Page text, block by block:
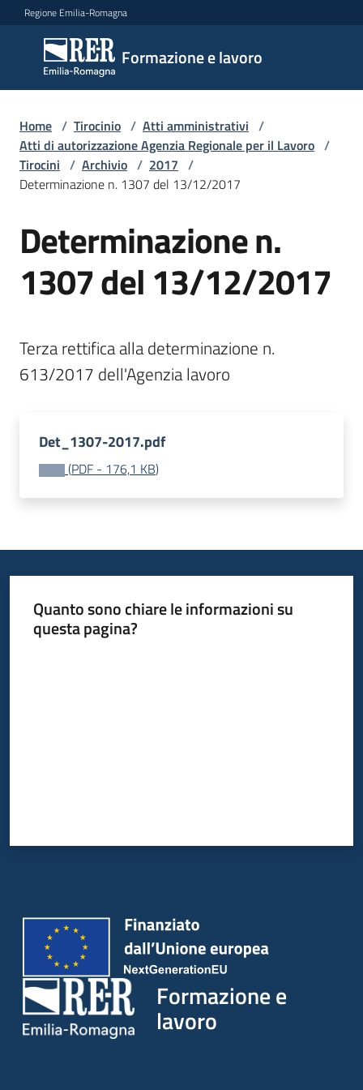
Vai al contenuto
Vai alla navigazione
Vai al footer
Regione Emilia-Romagna
Formazione e lavoro
Formazione
e lavoro
Argomenti
Servizi
Leggi
Atti
Bandi
Piani
Programmi
Progetti
sociale
europeo
Plus
Home / Tirocinio / Atti amministrativi /
Atti di autorizzazione Agenzia Regionale per il Lavoro /
Tirocini / Archivio / 2017 /
Determinazione n. 1307 del 13/12/2017
Determinazione n.
1307 del 13/12/2017
Terza rettifica alla determinazione n.
Det_1307-2017.pdf
(PDF - 176,1 KB)
Quanto sono chiare le informazioni su
questa pagina?
Formazione e
lavoro